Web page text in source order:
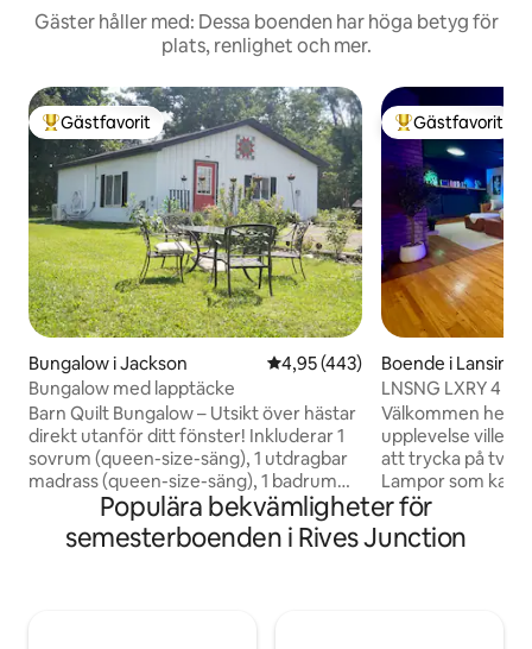
Gäster håller med: Dessa boenden har höga betyg för
plats, renlighet och mer.
Populär gästfavorit
Gästfavorit
Bungalow i Jackson 4,95 av 5 i genomsnittligt
4,95 (443)
Bungalow med lapptäcke
Barn Quilt Bungalow – Utsikt över hästar
direkt utanför ditt fönster! Inkluderar 1
sovrum (queen-size-säng), 1 utdragbar
madrass (queen-size-säng), 1 badrum
(dusch), vardagsrum, kök, värme och
luftkonditionering. Gå på stigarna eller
gå till vingården. HÖGSTA ANTAL
Populär
Gästfavorit
Boende i Lansing
LNSNG LXRY 4 |
Välkommen hem.
upplevelse ville
att trycka på två
Lampor som kan
med trycket på
Gasbrand
Anpassat
Populära bekvämligheter för
semesterboenden i Rives Junction